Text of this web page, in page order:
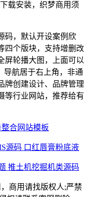
载安装，织梦商用须
码，默认开设案例欣
四个版块，支持增删改
屏轮播大图，上面可以
导航居于右上角，非通
牌创建设计、品牌管理
等行业网站，推荐给有
整合网站模板
源码 口红唇膏粉底液
推土机挖掘机类源码
商用请找版权人;严禁